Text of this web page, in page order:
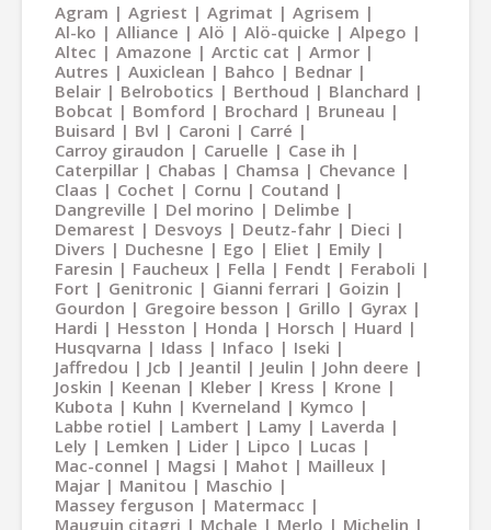
Agram Agriest Agrimat
Agrisem
Al-ko
Alliance Alö Alö-quicke
Alpego
Altec
Amazone Arctic cat
Armor
Autres
Auxiclean Bahco
Bednar
Belair
Belrobotics Berthoud
Blanchard
Bobcat
Bomford Brochard
Bruneau
Buisard
Bvl Caroni
Carré
Carroy giraudon
Caruelle
Case ih
Caterpillar
Chabas Chamsa
Chevance
Claas
Cochet Cornu
Coutand
Dangreville
Del morino
Delimbe
Demarest
Desvoys Deutz-fahr
Dieci
Divers
Duchesne Ego Eliet
Emily
Faresin
Faucheux Fella Fendt
Feraboli
Fort
Genitronic Gianni ferrari
Goizin
Gourdon
Gregoire besson Grillo
Gyrax
Hardi
Hesston Honda Horsch
Huard
Husqvarna
Idass Infaco
Iseki
Jaffredou
Jcb Jeantil Jeulin
John deere
Joskin
Keenan Kleber Kress
Krone
Kubota
Kuhn Kverneland
Kymco
Labbe rotiel
Lambert Lamy
Laverda
Lely
Lemken Lider Lipco
Lucas
Mac-connel
Magsi Mahot
Mailleux
Majar
Manitou
Maschio
Massey ferguson
Matermacc
Mauguin citagri
Mchale Merlo
Michelin